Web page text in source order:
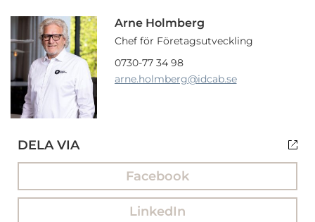
Arne Holmberg
Chef för Företagsutveckling
0730-77 34 98
arne.holmberg@idcab.se
DELA VIA
Facebook
LinkedIn